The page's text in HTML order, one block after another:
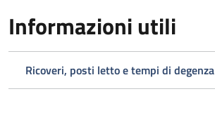
Informazioni utili
Ricoveri, posti letto e tempi di degenza